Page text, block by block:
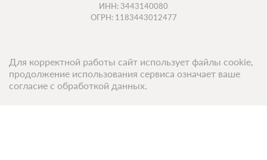
ИНН: 3443140080
ОГРН: 1183443012477
Для корректной работы сайт использует файлы cookie,
продолжение использования сервиса означает ваше
согласие с обработкой данных.